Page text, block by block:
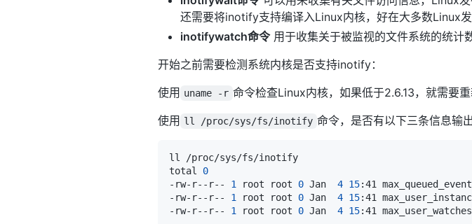
还需要将inotify支持编译入Linux内核，好在大多数Linux
inotifywatch命令用于收集关于被监视的文件系统的统计
开始之前需要检测系统内核是否支持inotify：
使用 uname -r 命令检查Linux内核，如果低于2.6.13，就需要
使用 ll /proc/sys/fs/inotify 命令，是否有以下三条信息输
total 0
-rw-r--r-- 1 root root 0 Jan 4 15
-rw-r--r-- 1 root root 0 Jan 4 15
-rw-r--r-- 1 root root 0 Jan 4 15